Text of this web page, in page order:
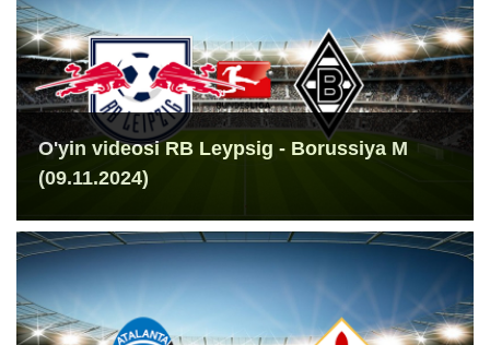
O'yin videosi RB Leypsig - Borussiya M
(09.11.2024)